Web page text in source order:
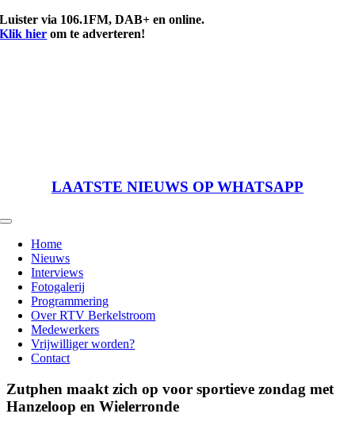
Ga
naar
Luister via 106.1FM, DAB+ en online.
Klik hier om te adverteren!
LAATSTE NIEUWS OP WHATSAPP
Toggle
NavigationHome
Nieuws
Interviews
Fotogalerij
Programmering
Over RTV Berkelstroom
Medewerkers
Vrijwilliger worden?
Contact
Zutphen maakt zich op voor sportieve zondag met
Hanzeloop en Wielerronde